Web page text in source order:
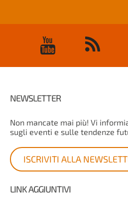
NEWSLETTER
Non mancate mai più! Vi
sugli eventi e sulle tendenze
ISCRIVITI ALLA
LINK AGGIUNTIVI